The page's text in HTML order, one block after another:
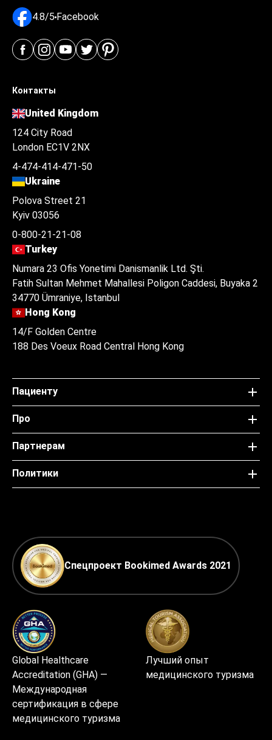
4.8/5 Facebook
Контакты
United Kingdom
124 City Road
London EC1V 2NX
4-474-414-471-50
Ukraine
Polova Street 21
Kyiv 03056
0-800-21-21-08
Turkey
Numara 23 Ofis Yonetimi Danismanlik Ltd. Şti.
Fatih Sultan Mehmet Mahallesi Poligon Caddesi, Buyaka 2
34770 Ümraniye, Istanbul
Hong Kong
14/F Golden Centre
188 Des Voeux Road Central Hong Kong
Пациенту
Про
Партнерам
Политики
Спецпроект Bookimed Awards 2021
Global Healthcare
Accreditation (GHA) —
Международная
сертификация в сфере
медицинского туризма
Лучший опыт
медицинского туризма